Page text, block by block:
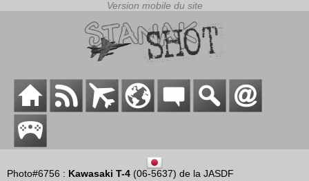
Photo#6756 : Kawasaki T-4 (06-5637) de la JASDF